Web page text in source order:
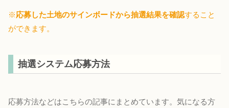
※応募した土地のサインボードから抽選結果を確認すること
ができます。
抽選システム応募方法
応募方法などはこちらの記事にまとめています。気になる方